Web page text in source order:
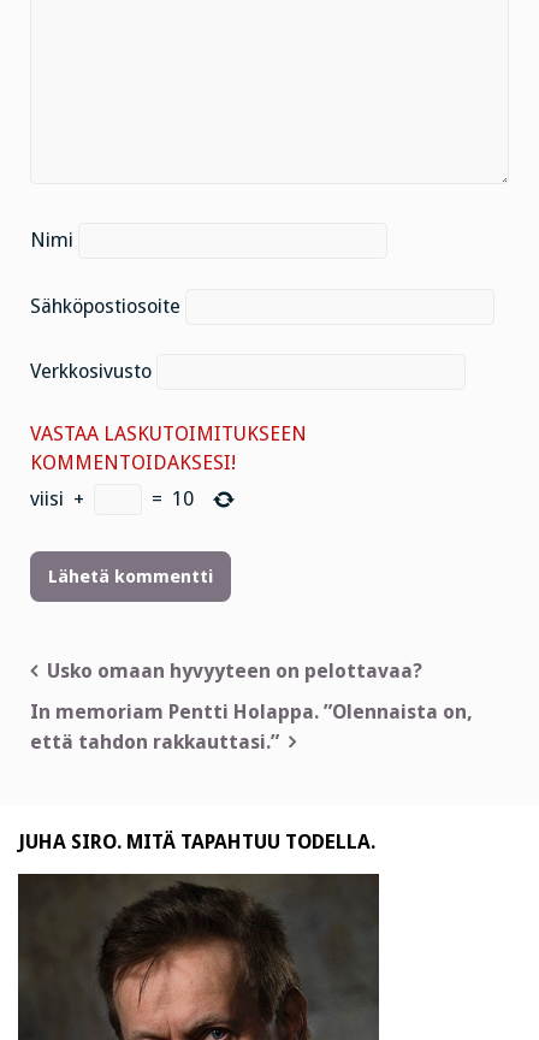
Nimi
Sähköpostiosoite
Verkkosivusto
VASTAA LASKUTOIMITUKSEEN
KOMMENTOIDAKSESI!
viisi + = 10
Artikkelien
selaus
Usko omaan hyvyyteen on pelottavaa?
In memoriam Pentti Holappa. ”Olennaista on,
että tahdon rakkauttasi.”
JUHA SIRO. MITÄ TAPAHTUU TODELLA.